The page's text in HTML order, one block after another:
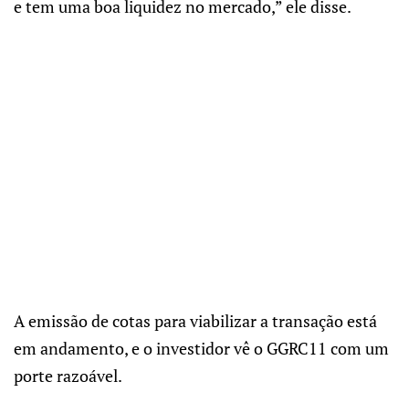
e tem uma boa liquidez no mercado,” ele disse.
A emissão de cotas para viabilizar a transação está
em andamento, e o investidor vê o GGRC11 com um
porte razoável.